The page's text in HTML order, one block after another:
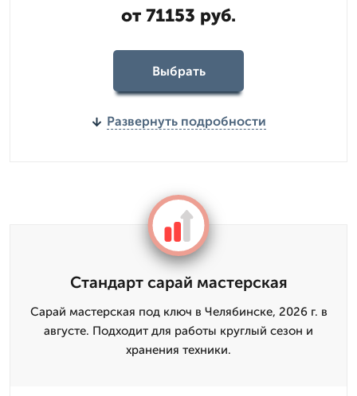
от 71153 руб.
Выбрать
Развернуть подробности
Стандарт сарай мастерская
Сарай мастерская под ключ в Челябинске, 2026 г. в
августе. Подходит для работы круглый сезон и
хранения техники.